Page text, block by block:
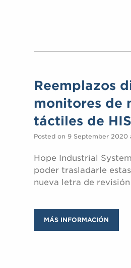
Reemplazos
monitores de
táctiles de HIS
Posted on 9 September 2020
Hope Industrial
poder trasladarle
nueva letra de
MÁS INFORMACIÓN